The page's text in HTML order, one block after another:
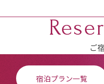
ご
宿泊プラン一覧